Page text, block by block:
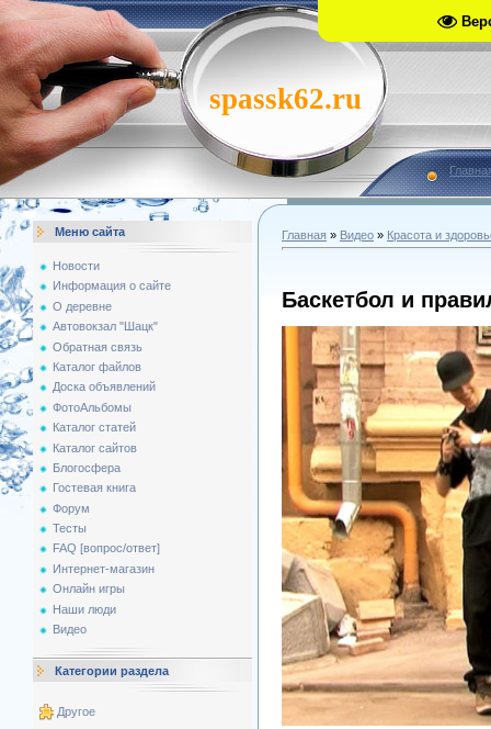
spassk62.ru
Меню сайта
Новости
Информация о сайте
О деревне
Автовокзал "Шацк"
Обратная связь
Каталог файлов
Доска объявлений
ФотоАльбомы
Каталог статей
Каталог сайтов
Блогосфера
Гостевая книга
Форум
Тесты
FAQ [вопрос/ответ]
Интернет-магазин
Онлайн игры
Наши люди
Видео
Категории раздела
Другое
Главная » Видео » Красота и
Баскетбол и